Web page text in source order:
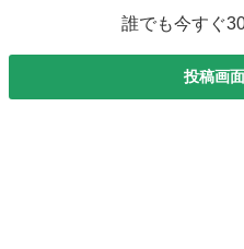
誰でも今すぐ
投稿画